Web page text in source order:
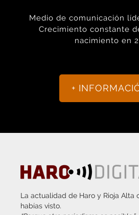
Medio de comunicación
Crecimiento constante
nacimiento en
+
La actualidad de Haro y Rioja Alta
habías visto.